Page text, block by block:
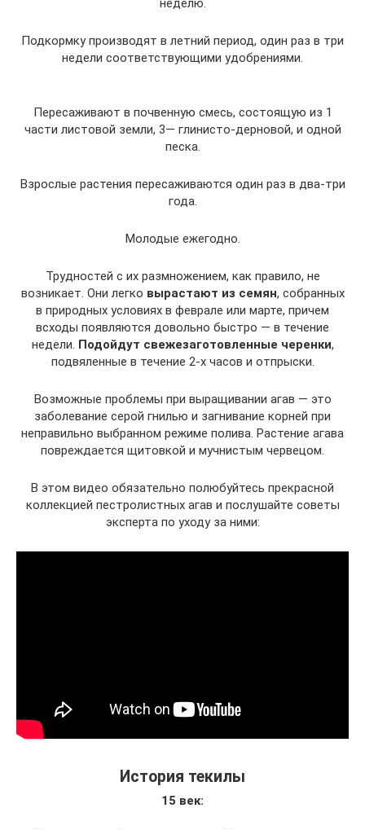
неделю.
Подкормку производят в летний период, один раз в три
недели соответствующими удобрениями.
Пересаживают в почвенную смесь, состоящую из 1
части листовой земли, 3— глинисто-дерновой, и одной
песка.
Взрослые растения пересаживаются один раз в два-три
года.
Молодые ежегодно.
Трудностей с их размножением, как правило, не
возникает. Они легко вырастают из семян, собранных
в природных условиях в феврале или марте, причем
всходы появляются довольно быстро — в течение
недели. Подойдут свежезаготовленные черенки,
подвяленные в течение 2-х часов и отпрыски.
Возможные проблемы при выращивании агав — это
заболевание серой гнилью и загнивание корней при
неправильно выбранном режиме полива. Растение агава
повреждается щитовкой и мучнистым червецом.
В этом видео обязательно полюбуйтесь прекрасной
коллекцией пестролистных агав и послушайте советы
эксперта по уходу за ними:
История текилы
15 век: